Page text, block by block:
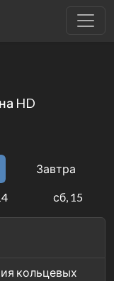
HD
Завтра
сб, 15
кольцевых